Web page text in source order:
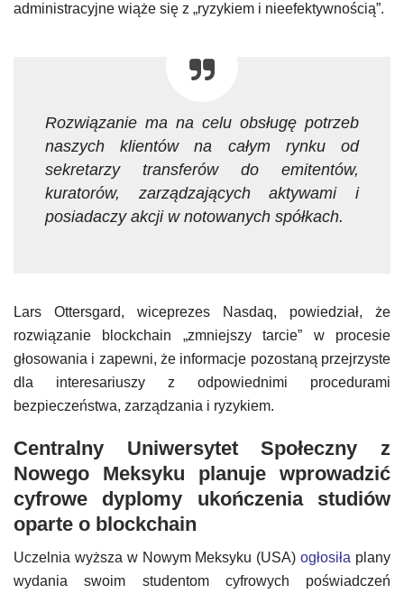
administracyjne wiąże się z „ryzykiem i nieefektywnością”.
Rozwiązanie ma na celu obsługę potrzeb
naszych klientów na całym rynku od
sekretarzy transferów do emitentów,
kuratorów, zarządzających aktywami i
posiadaczy akcji w notowanych spółkach.
Lars Ottersgard, wiceprezes Nasdaq, powiedział, że
rozwiązanie blockchain „zmniejszy tarcie” w procesie
głosowania i zapewni, że informacje pozostaną przejrzyste
dla interesariuszy z odpowiednimi procedurami
bezpieczeństwa, zarządzania i ryzykiem.
Centralny Uniwersytet Społeczny z
Nowego Meksyku planuje wprowadzić
cyfrowe dyplomy ukończenia studiów
oparte o blockchain
Uczelnia wyższa w Nowym Meksyku (USA)ogłosiła plany
wydania swoim studentom cyfrowych poświadczeń